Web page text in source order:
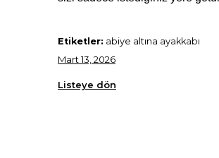
Etiketler: abiye altına ayakkabı
Mart 13, 2026
Listeye dön